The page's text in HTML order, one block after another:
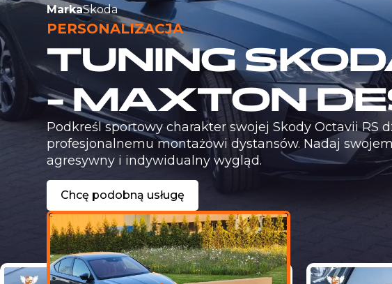
MarkaSkoda
PERSONALIZACJA
TUNING
- MAXTON
Podkreśl sportowy charakter swojej Skody Octavii RS
profesjonalnemu montażowi dystansów. Nadaj
agresywny i indywidualny wygląd.
Chcę podobną usługę